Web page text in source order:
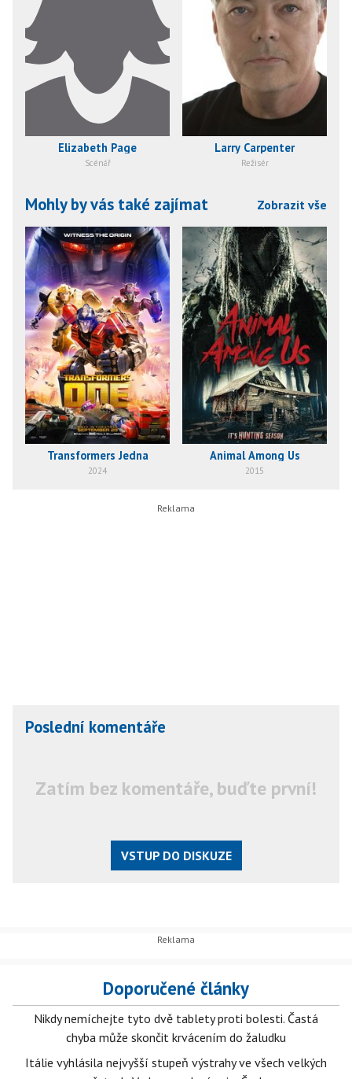
Elizabeth Page
Scénář
Larry Carpenter
Režisér
Mohly by vás také zajímat Zobrazit vše
Transformers Jedna
2024
Animal Among Us
2015
Poslední komentáře
Zatím bez komentáře, buďte první!
VSTUP DO DISKUZE
Doporučené články
Nikdy nemíchejte tyto dvě tablety proti bolesti. Častá
chyba může skončit krvácením do žaludku
Itálie vyhlásila nejvyšší stupeň výstrahy ve všech velkých